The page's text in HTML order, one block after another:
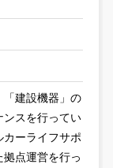
「建設機器」の
スを行ってい
ーライフサポ
点運営を行っ